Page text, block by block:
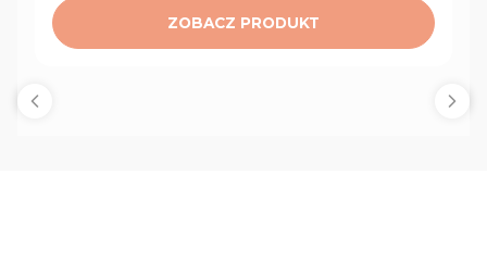
ZOBACZ PRODUKT